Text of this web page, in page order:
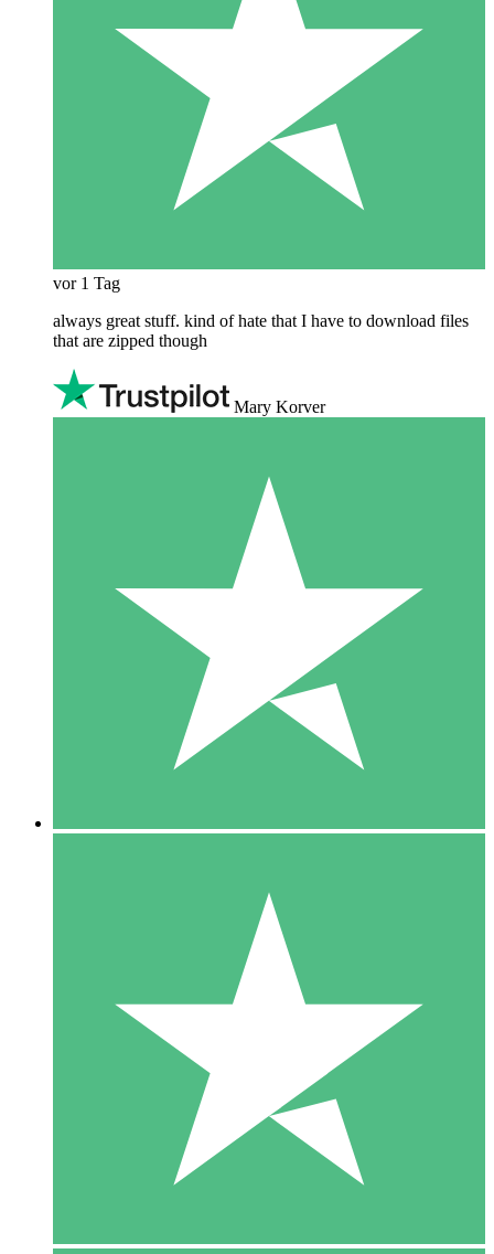
vor 1 Tag
always great stuff. kind of hate that I have to download files
that are zipped though
Mary Korver